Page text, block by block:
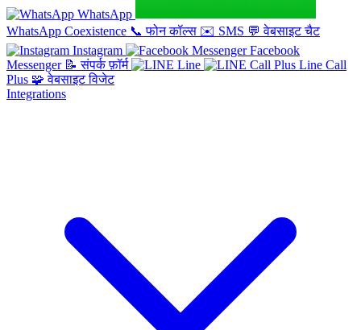
WhatsApp
WhatsApp Coexistence 📞 फोन कॉल्स ✉️ SMS 💬 वेबसाइट चैट
Instagram
Facebook
Messenger 📝 संपर्क फ़ॉर्म Line
Line Call
Plus 🧩 वेबसाइट विजेट
Integrations